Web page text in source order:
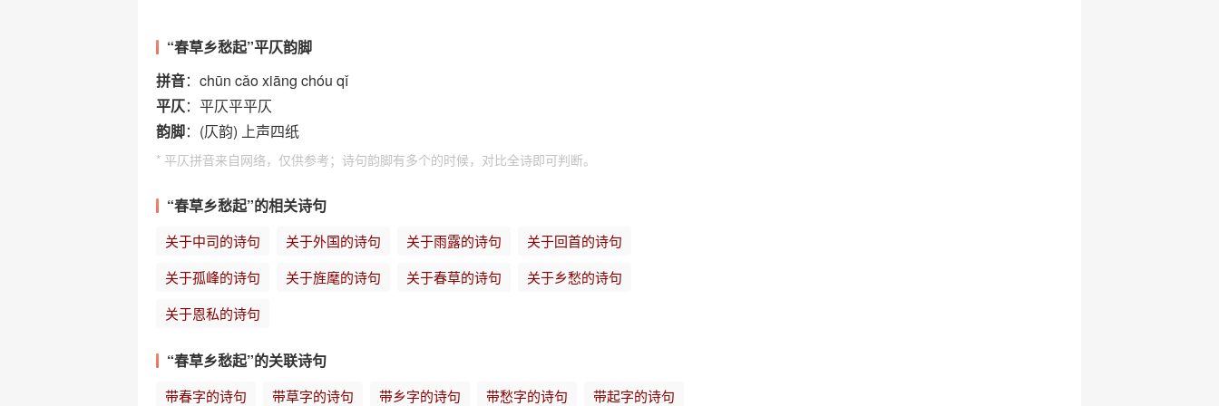
“春草乡愁起”平仄韵脚
拼音：chūn cǎo xiāng chóu qǐ
平仄：平仄平平仄
韵脚：(仄韵) 上声四纸
* 平仄拼音来自网络，仅供参考；诗句韵脚有多个的时候，对比全诗即可判断。
“春草乡愁起”的相关诗句
关于中司的诗句 关于外国的诗句 关于雨露的诗句
关于回首的诗句
关于孤峰的诗句
关于旌麾的诗句 关于春草的诗句
关于乡愁的诗句
关于恩私的诗句
“春草乡愁起”的关联诗句
带春字的诗句 带草字的诗句 带乡字的诗句 带愁字的诗句 带起字的诗句